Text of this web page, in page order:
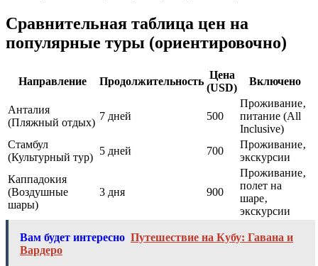
Сравнительная таблица цен на
популярные туры (ориентировочно)
Направление Продолжительность
Цена
(USD)
Включено
Анталия
(Пляжный отдых)
7 дней 500
Проживание‚
питание (All
Inclusive)
Стамбул
(Культурный тур)
5 дней 700
Проживание‚
экскурсии
Каппадокия
(Воздушные
шары)
3 дня 900
Проживание‚
полет на
шаре‚
экскурсии
Вам будет интересно Путешествие на Кубу: Гавана и
Вардеро